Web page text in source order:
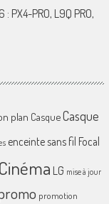
PX4-PRO, L9Q PRO,
plan CasqueCasque
enceinte sans fil Focal
LG mise à jour
promotion